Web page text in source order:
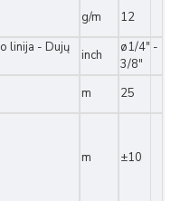
g/m
12
linija - Dujų
inch
ø1/4" -
3/8"
m 25
m ±10